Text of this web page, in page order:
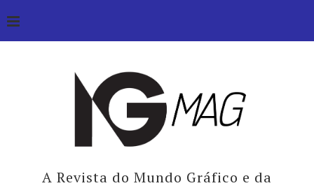
A Revista do Mundo Gráfico e da